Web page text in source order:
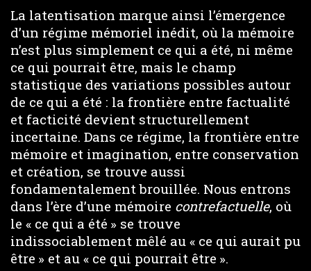
La latentisation marque ainsi l’émergence
d’un régime mémoriel inédit, où la mémoire
n’est plus simplement ce qui a été, ni même
ce qui pourrait être, mais le champ
statistique des variations possibles autour
de ce qui a été : la frontière entre factualité
et facticité devient structurellement
incertaine. Dans ce régime, la frontière entre
mémoire et imagination, entre conservation
et création, se trouve aussi
fondamentalement brouillée. Nous entrons
dans l’ère d’une mémoire contrefactuelle, où
le « ce qui a été » se trouve
indissociablement mêlé au « ce qui aurait pu
être » et au « ce qui pourrait être ».